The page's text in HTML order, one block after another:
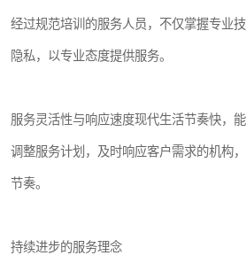
经过规范培训的服务人员，不仅掌握专业
隐私，以专业态度提供服务。
服务灵活性与响应速度现代生活节奏快，
调整服务计划，及时响应客户需求的机构
节奏。
持续进步的服务理念